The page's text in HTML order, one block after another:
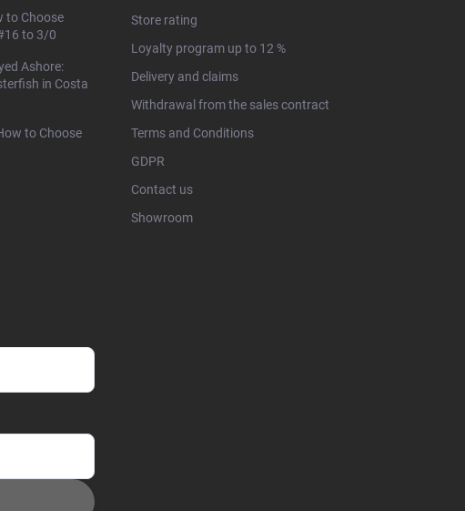
to Choose
to 3/0
Ashore:
in Costa
to Choose
Store rating
Loyalty program up to 12 %
Delivery and claims
Withdrawal from the sales contract
Terms and Conditions
GDPR
Contact us
Showroom